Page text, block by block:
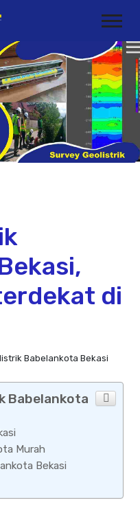
di
Babelankota Bekasi
Babelankota
Murah
Bekasi